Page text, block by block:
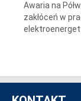
Awaria na
zakłóceń w